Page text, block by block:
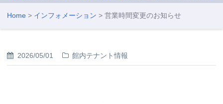
Home > インフォメーション > 営業時間変更のお知らせ
2026/05/01 館内テナント情報